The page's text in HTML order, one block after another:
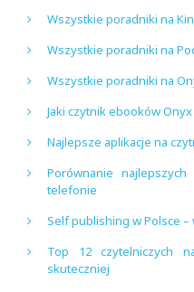
Wszystkie poradniki na
Wszystkie poradniki na
Wszystkie poradniki na
Jaki czytnik ebooków
Najlepsze aplikacje na
Porównanie
telefonie
Self publishing w Polsce
Top 12 czytelniczych
skuteczniej